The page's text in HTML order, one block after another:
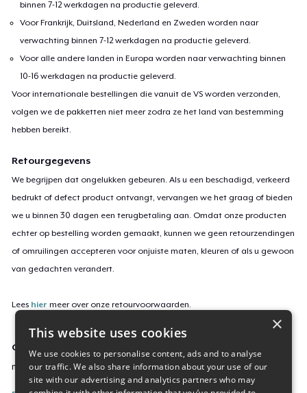
binnen 7-12 werkdagen na productie geleverd.
Voor Frankrijk, Duitsland, Nederland en Zweden worden naar
verwachting binnen 7-12 werkdagen na productie geleverd.
Voor alle andere landen in Europa worden naar verwachting binnen
10-16 werkdagen na productie geleverd.
Voor internationale bestellingen die vanuit de VS worden verzonden,
volgen we de pakketten niet meer zodra ze het land van bestemming
hebben bereikt.
Retourgegevens
We begrijpen dat ongelukken gebeuren. Als u een beschadigd, verkeerd
bedrukt of defect product ontvangt, vervangen we het graag of bieden
we u binnen 30 dagen een terugbetaling aan. Omdat onze producten
echter op bestelling worden gemaakt, kunnen we geen retourzendingen
of omruilingen accepteren voor onjuiste maten, kleuren of als u gewoon
van gedachten verandert.
Lees hier meer over onze retourvoorwaarden.
Campagne-ID
music-can-heal-us-crewneck
×
This website uses cookies
We use cookies to personalise content, ads and to analyse
our traffic. We also share information about your use of our
site with our advertising and analytics partners who may